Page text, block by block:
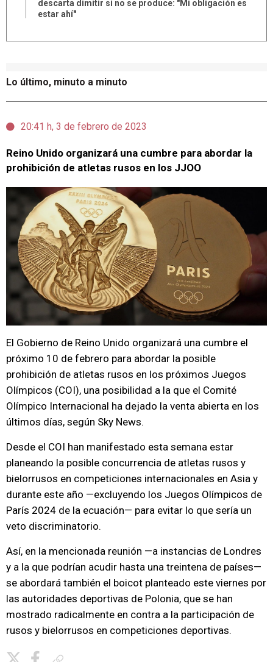
Lo último, minuto a minuto
20:41 h, 3 de febrero de 2023
Reino Unido organizará una cumbre para abordar la
prohibición de atletas rusos en los JJOO
El Gobierno de Reino Unido organizará una cumbre el
próximo 10 de febrero para abordar la posible
prohibición de atletas rusos en los próximos Juegos
Olímpicos (COI), una posibilidad a la que el Comité
Olímpico Internacional ha dejado la venta abierta en los
últimos días, según Sky News.
Desde el COI han manifestado esta semana estar
planeando la posible concurrencia de atletas rusos y
bielorrusos en competiciones internacionales en Asia y
durante este año —excluyendo los Juegos Olímpicos de
París 2024 de la ecuación— para evitar lo que sería un
veto discriminatorio.
Así, en la mencionada reunión —a instancias de Londres
y a la que podrían acudir hasta una treintena de países—
se abordará también el boicot planteado este viernes por
las autoridades deportivas de Polonia, que se han
mostrado radicalmente en contra a la participación de
rusos y bielorrusos en competiciones deportivas.
descarta dimitir si no se produce: "Mi obligación es
estar ahí"